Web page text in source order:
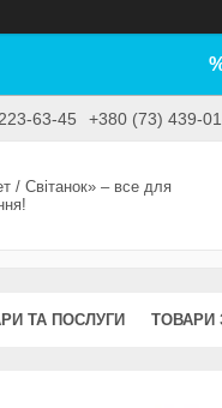
63-45 +380 (73) 439-
/ Світанок» – все для
ТА ПОСЛУГИ ТОВАРИ